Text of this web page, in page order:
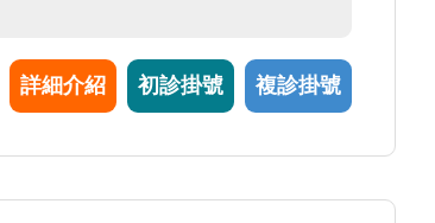
詳細介紹 初診掛號 複診掛號